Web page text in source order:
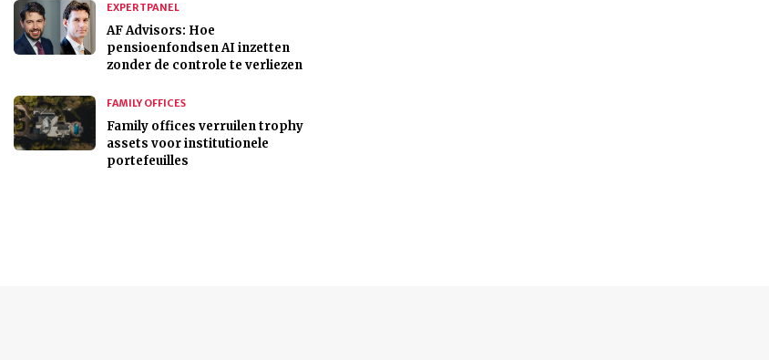
EXPERTPANEL
AF Advisors: Hoe
pensioenfondsen AI inzetten
zonder de controle te verliezen
FAMILY OFFICES
Family offices verruilen trophy
assets voor institutionele
portefeuilles